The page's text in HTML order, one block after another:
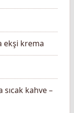
ekşi krema
sıcak kahve –